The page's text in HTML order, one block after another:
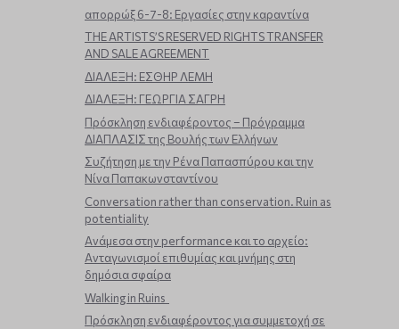
απορρώξ 6-7-8: Εργασίες στην καραντίνα
THE ARTISTS’S RESERVED RIGHTS TRANSFER
AND SALE AGREEMENT
ΔΙΑΛΕΞΗ: ΕΣΘΗΡ ΛΕΜΗ
ΔΙΑΛΕΞΗ: ΓΕΩΡΓΙΑ ΣΑΓΡΗ
Πρόσκληση ενδιαφέροντος – Πρόγραμμα
ΔΙΑΠΛΑΣΙΣ της Βουλής των Ελλήνων
Συζήτηση με την Ρένα Παπασπύρου και την
Νίνα Παπακωνσταντίνου
Conversation rather than conservation. Ruin as
potentiality
Ανάμεσα στην performance και το αρχείο:
Ανταγωνισμοί επιθυμίας και μνήμης στη
δημόσια σφαίρα
Walking in Ruins
Πρόσκληση ενδιαφέροντος για συμμετοχή σε